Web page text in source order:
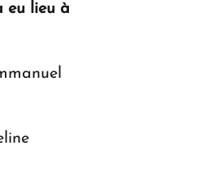
à Dilijan
eu lieu à